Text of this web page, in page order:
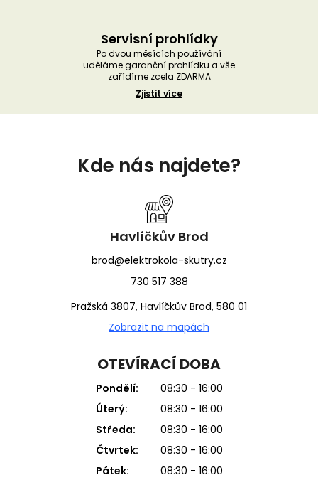
Servisní prohlídky
Po dvou měsících používání
uděláme garanční prohlídku a vše
zařídíme zcela ZDARMA
Zjistit více
Kde nás najdete?
Havlíčkův Brod
brod@elektrokola-skutry.cz
730 517 388
Pražská 3807, Havlíčkův Brod, 580 01
Zobrazit na mapách
OTEVÍRACÍ DOBA
Pondělí:
08:30 - 16:00
Úterý:
08:30 - 16:00
Středa:
08:30 - 16:00
Čtvrtek:
08:30 - 16:00
Pátek:
08:30 - 16:00